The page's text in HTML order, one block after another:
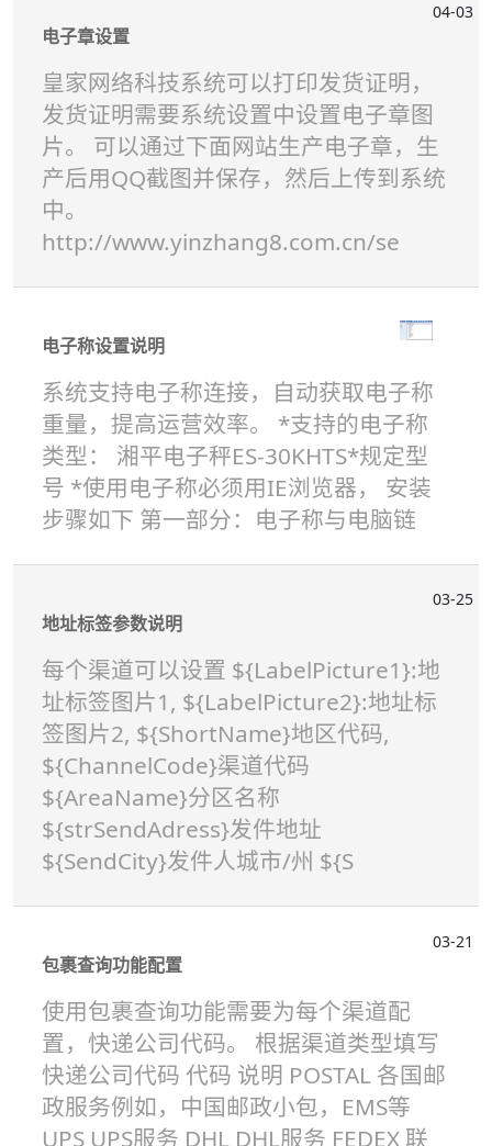
电子章设置
04-03
皇家网络科技系统可以打印发货证明，
发货证明需要系统设置中设置电子章图
片。 可以通过下面网站生产电子章，生
产后用QQ截图并保存，然后上传到系统
中。
http://www.yinzhang8.com.cn/se
电子称设置说明
系统支持电子称连接，自动获取电子称
重量，提高运营效率。 *支持的电子称
类型： 湘平电子秤ES-30KHTS*规定型
号 *使用电子称必须用IE浏览器， 安装
步骤如下 第一部分：电子称与电脑链
地址标签参数说明
03-25
每个渠道可以设置 ${LabelPicture1}:地
址标签图片1, ${LabelPicture2}:地址标
签图片2, ${ShortName}地区代码,
${ChannelCode}渠道代码
${AreaName}分区名称
${strSendAdress}发件地址
${SendCity}发件人城市/州 ${S
包裹查询功能配置
03-21
使用包裹查询功能需要为每个渠道配
置，快递公司代码。 根据渠道类型填写
快递公司代码 代码 说明 POSTAL 各国邮
政服务例如，中国邮政小包，EMS等
UPS UPS服务 DHL DHL服务 FEDEX 联